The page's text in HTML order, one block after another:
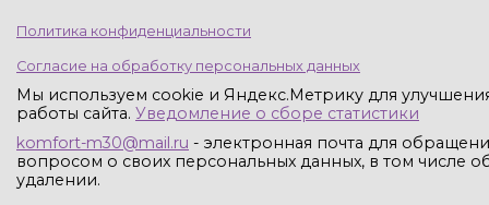
Политика конфиденциальности
Согласие на обработку персональных данных
Мы используем cookie и Яндекс.Метрику для
работы сайта. Уведомление о сборе статистики
komfort-m30@mail.ru - электронная почта для
вопросом о своих персональных данных, в том числе
удалении.